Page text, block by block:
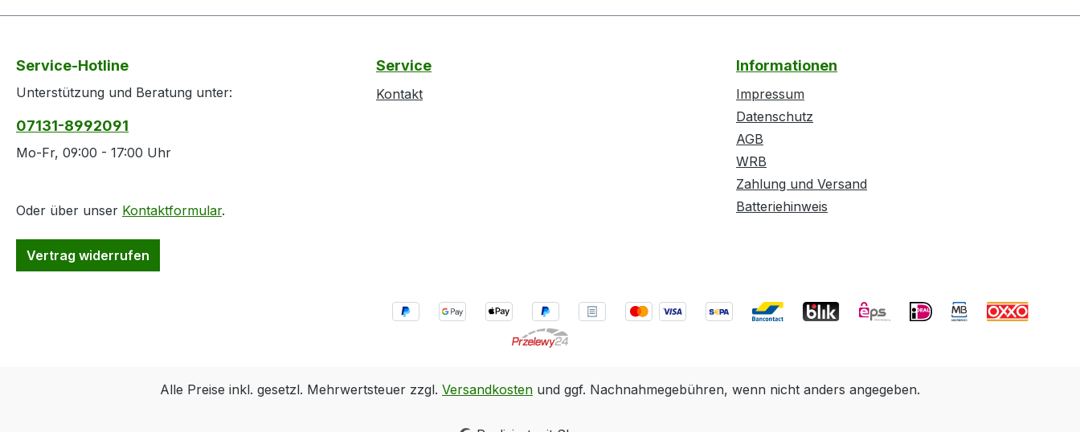
Service-Hotline
Unterstützung und Beratung unter:
07131-8992091
Mo-Fr, 09:00 - 17:00 Uhr
Oder über unser Kontaktformular.
Vertrag widerrufen
Service
Kontakt
Informationen
Impressum
Datenschutz
AGB
WRB
Zahlung und Versand
Batteriehinweis
Alle Preise inkl. gesetzl. Mehrwertsteuer zzgl. Versandkosten und ggf. Nachnahmegebühren, wenn nicht anders angegeben.